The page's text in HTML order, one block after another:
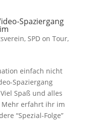
Spaziergang
, SPD on Tour,
einfach nicht
Spaziergang
Spaß und alles
Mehr erfahrt ihr im
“Spezial-Folge”